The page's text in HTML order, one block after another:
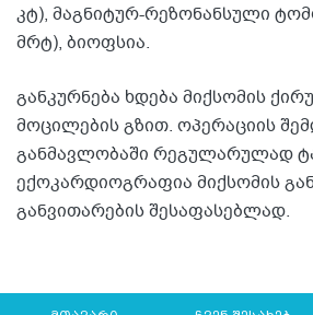
კტ), მაგნიტურ-რეზონანსული
მრტ), ბიოფსია.
განკურნება ხდება მიქსომის
მოცილების გზით. ოპერაციის
განმავლობაში რეგულარულად
ექოკარდიოგრაფია მიქსომის
განვითარების შესაფასებლად.